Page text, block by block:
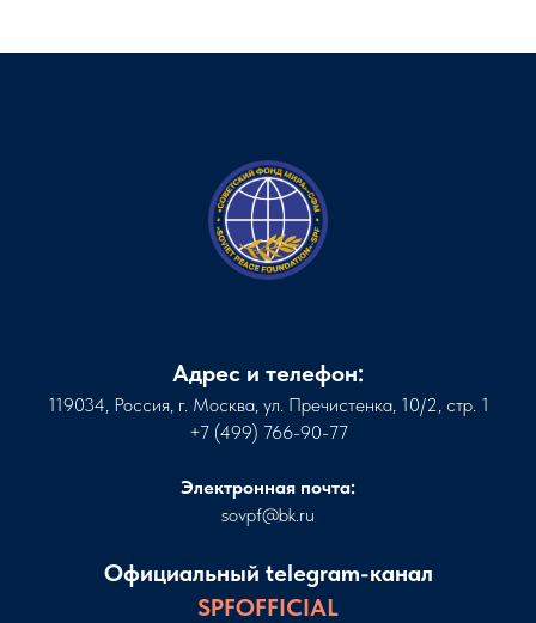
Адрес и телефон:
119034, Россия, г. Москва, ул. Пречистенка, 10/2, стр. 1
+7 (499) 766-90-77
Электронная почта:
sovpf@bk.ru
Официальный telegram-канал
SPFOFFICIAL